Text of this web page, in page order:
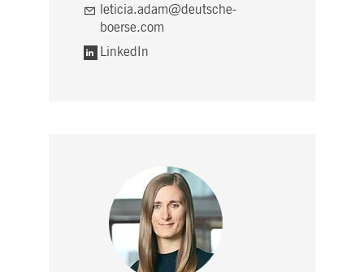
leticia.adam@deutsche-
boerse.com
LinkedIn